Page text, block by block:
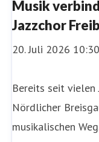
Musik
Jazzchor
20. Juli 2026 10:30
Bereits seit vielen
Nördlicher
musikalischen